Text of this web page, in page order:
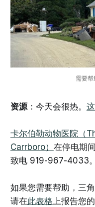
需要帮
资源：今天会很热。
卡尔伯勒动物医院（
Carrboro） 在停电期
致电 919-967-4033。
如果您需要帮助，三
请在此表格上报告您